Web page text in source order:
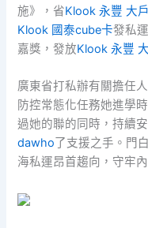
施》，省Klook 永豐 大
Klook 國泰cube卡發私
嘉獎，發放Klook 永豐
廣東省打私辦有關擔任
防控常態化任務她進學
過她的聯的同時，持續
dawho了支援之手。門
海私運昂首趨向，守牢內